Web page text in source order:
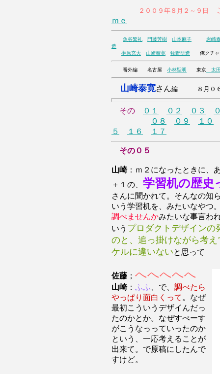
２００９年８月２～９日
ｍｅ
魚谷繁礼 門藤芳樹 山本麻子
岩崎
造
榊原充大
山崎泰寛 牧野研造 俺ク
番外編 名古屋 小林聖明 東京 太
山崎泰寛さん編 ８月０６
その ０１ ０２ ０３
０８
０９
１０
５
１６ １７
その０５
山崎：ｍ２になったときに、
＋１の、 学習机の歴史
さんに聞かれて。そんなの知
いう学習机を、みたいなやつ
調べませんかみたいな事言わ
いう プロダクトデザインの
のと、追っ掛けながら考
ケルに違いないと思って
佐藤 ； へへへへへ
山崎： ふふ 、で、 調べたら
やっぱり面白くって 。なぜ
最初こういうデザイんだっ
たのかとか。なぜすぺーす
がこうなっっていったのか
という、一応考えることが
出来て。で原稿にしたんで
すけど。